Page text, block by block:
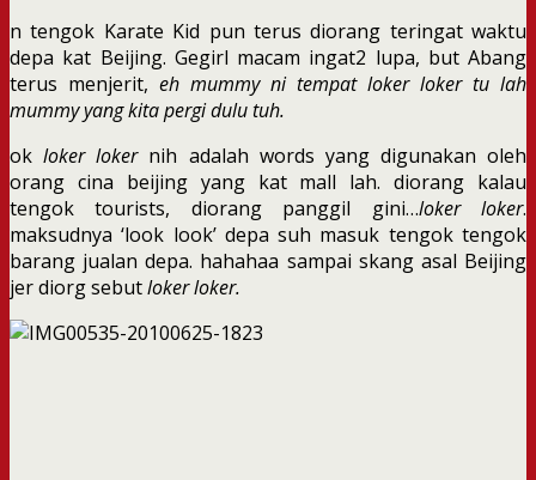
n tengok Karate Kid pun terus diorang teringat waktu
depa kat Beijing. Gegirl macam ingat2 lupa, but Abang
terus menjerit, eh mummy ni tempat loker loker tu lah
mummy yang kita pergi dulu tuh.
okloker loker nih adalah words yang digunakan oleh
orang cina beijing yang kat mall lah. diorang kalau
tengok tourists, diorang panggil gini…loker loker.
maksudnya ‘look look’ depa suh masuk tengok tengok
barang jualan depa. hahahaa sampai skang asal Beijing
jer diorg sebutloker loker.